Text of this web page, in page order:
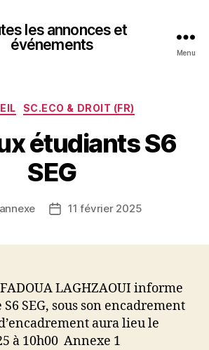
les annonces et
événements
Menu
Catégories
SC.ECO & DROIT (FR)
étudiants S6
SEG
annexe
Date11 février 2025
LAGHZAOUI informe
SEG, sous son encadrement
aura lieu le
à 10h00 Annexe 1